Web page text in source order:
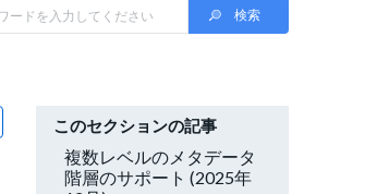
このセクションの記事
複数レベルのメタデータ
階層のサポート (2025年